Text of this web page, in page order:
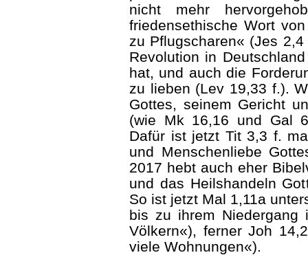
nicht mehr
friedensethische Wort
zu Pflugscharen« (Jes
Revolution in
hat, und auch die
zu lieben (Lev 19,33 f.).
Gottes, seinem Gericht
(wie Mk 16,16 und Gal
Dafür ist jetzt Tit 3,3 f.
und Menschenliebe
2017 hebt auch eher
und das Heilshandeln
So ist jetzt Mal 1,11a
bis zu ihrem Niedergang
Völkern«), ferner Joh
viele Wohnungen«).